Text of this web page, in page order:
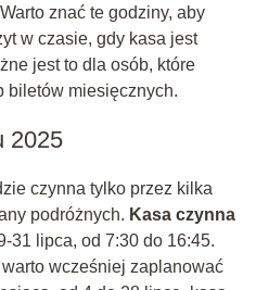
znać te godziny, aby
w czasie, gdy kasa jest
jest to dla osób, które
biletów miesięcznych.
2025
czynna tylko przez kilka
podróżnych. Kasa czynna
31 lipca, od 7:30 do 16:45.
wcześniej zaplanować